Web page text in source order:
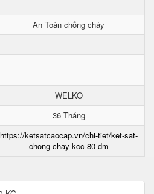
An Toàn chống cháy
WELKO
36 Tháng
https://ketsatcaocap.vn/chi-tiet/ket-sat-
chong-chay-kcc-80-dm